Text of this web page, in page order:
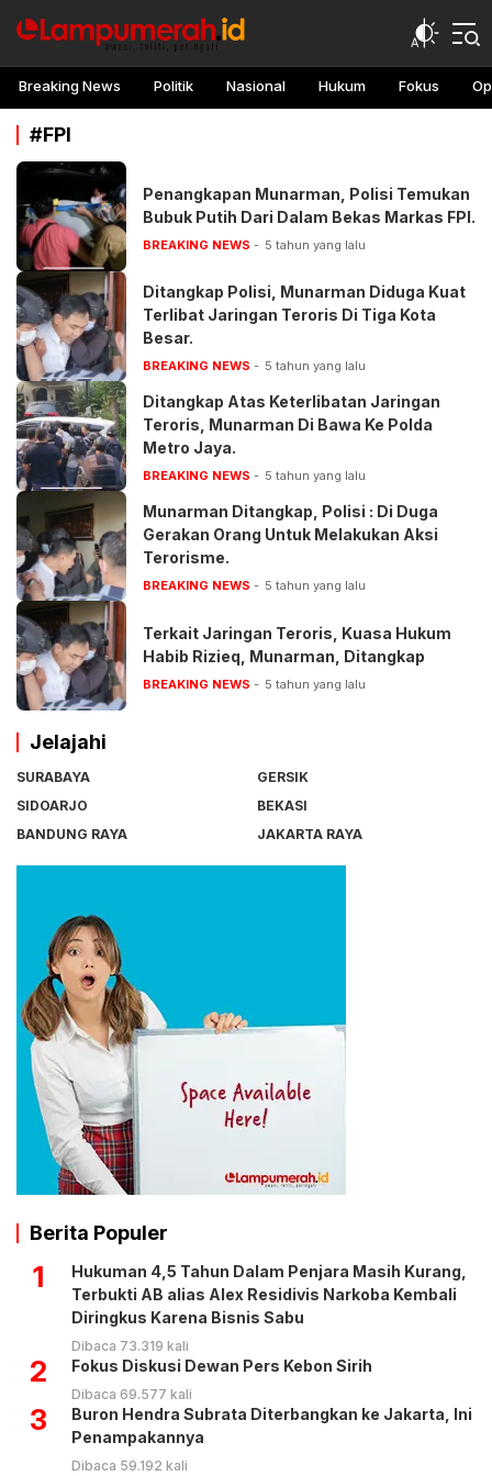
lampu merah
Awasi, teliti, peringati
Breaking News Politik Nasional Hukum Fokus
#FPI
Penangkapan Munarman, Polisi Temukan
Bubuk Putih Dari Dalam Bekas Markas FPI.
BREAKING NEWS 5 tahun yang lalu
Ditangkap Polisi, Munarman Diduga Kuat
Terlibat Jaringan Teroris Di Tiga Kota
Besar.
BREAKING NEWS 5 tahun yang lalu
Ditangkap Atas Keterlibatan Jaringan
Teroris, Munarman Di Bawa Ke Polda
Metro Jaya.
BREAKING NEWS 5 tahun yang lalu
Munarman Ditangkap, Polisi : Di Duga
Gerakan Orang Untuk Melakukan Aksi
Terorisme.
BREAKING NEWS 5 tahun yang lalu
Terkait Jaringan Teroris, Kuasa Hukum
Habib Rizieq, Munarman, Ditangkap
BREAKING NEWS 5 tahun yang lalu
Jelajahi
SURABAYA
GERSIK
SIDOARJO
BEKASI
BANDUNG RAYA
JAKARTA RAYA
Berita Populer
1
Hukuman 4,5 Tahun Dalam Penjara Masih Kurang,
Terbukti AB alias Alex Residivis Narkoba Kembali
Diringkus Karena Bisnis Sabu
Dibaca 73.319 kali
2 Fokus Diskusi Dewan Pers Kebon Sirih
Dibaca 69.577 kali
3
Buron Hendra Subrata Diterbangkan ke Jakarta, Ini
Penampakannya
Dibaca 59.192 kali